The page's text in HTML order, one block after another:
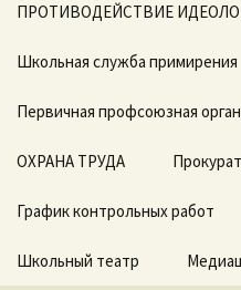
Документы
Образование
стандарты и
Образовательные
техническая база
Режим занятий
Мероприятия
ДОГОВОРЫ о
ПРОТИВОДЕЙСТВИЕ
Школьная служба примирения
Первичная профсоюзная
ОХРАНА ТРУДА
График контрольных работ
Школьный театр